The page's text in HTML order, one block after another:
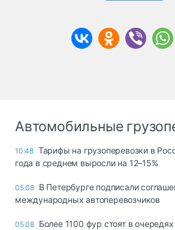
Автомобильные
10:48 Тарифы на грузоперевозки в
года в среднем выросли на 12–15%
05.08 В Петербурге подписали
международных автоперевозчиков
05.08 Более 1100 фур стоят в